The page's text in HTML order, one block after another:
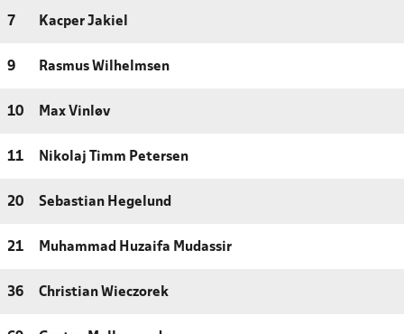
7 Kacper Jakiel
9 Rasmus Wilhelmsen
10 Max Vinløv
11 Nikolaj Timm Petersen
20 Sebastian Hegelund
21 Muhammad Huzaifa Mudassir
36 Christian Wieczorek